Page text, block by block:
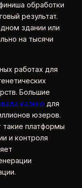
обработки
результат.
здании или
на тысячи
работах для
Большие
казино для
юзеров.
такие платформы
и контроля